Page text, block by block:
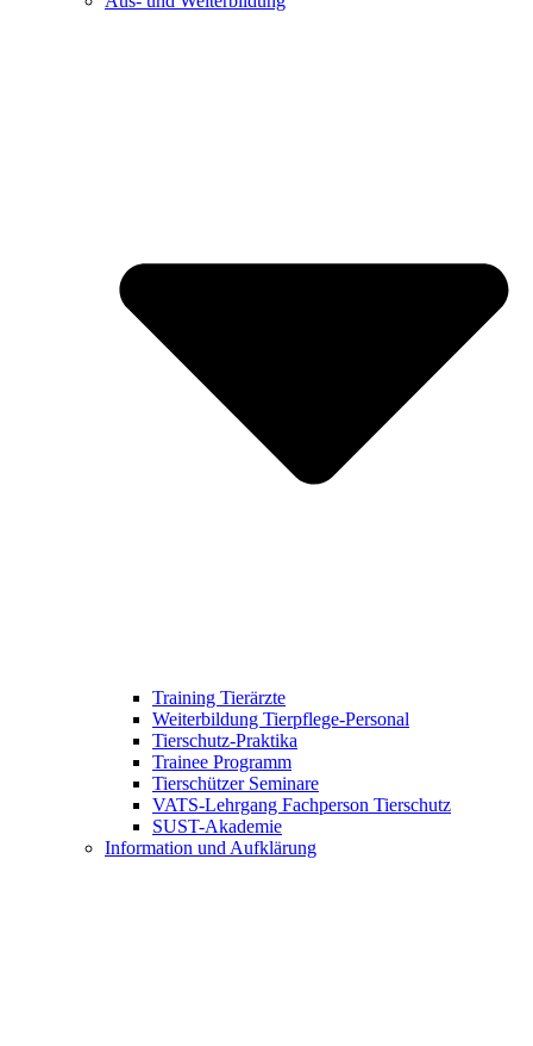
Training Tierärzte
Weiterbildung Tierpflege-Personal
Tierschutz-Praktika
Trainee Programm
Tierschützer Seminare
VATS-Lehrgang Fachperson Tierschutz
SUST-Akademie
Information und Aufklärung